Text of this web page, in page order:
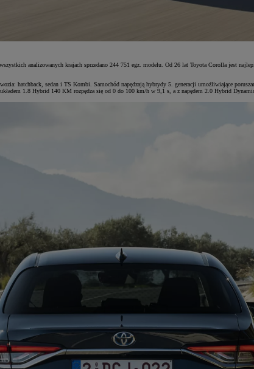
analizowanych krajach sprzedano 244 751 egz. modelu. Od 26 lat Toyota Corolla jest
hatchback, sedan i TS Kombi. Samochód napędzają hybrydy 5. generacji umożliwiające
1.8 Hybrid 140 KM rozpędza się od 0 do 100 km/h w 9,1 s, a z napędem 2.0 Hybrid